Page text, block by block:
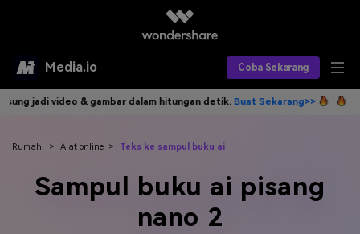
Media.io Coba Sekarang
Alat AI
AI Video
AI Gambar
Produk AI
Asisten Video AI
Efek AI
dalam hitungan detik.Buat Sekarang>> Tulis idemu, AI
Rumah. > Alat online > Teks ke sampul buku ai
Sampul buku ai pisang
nano 2